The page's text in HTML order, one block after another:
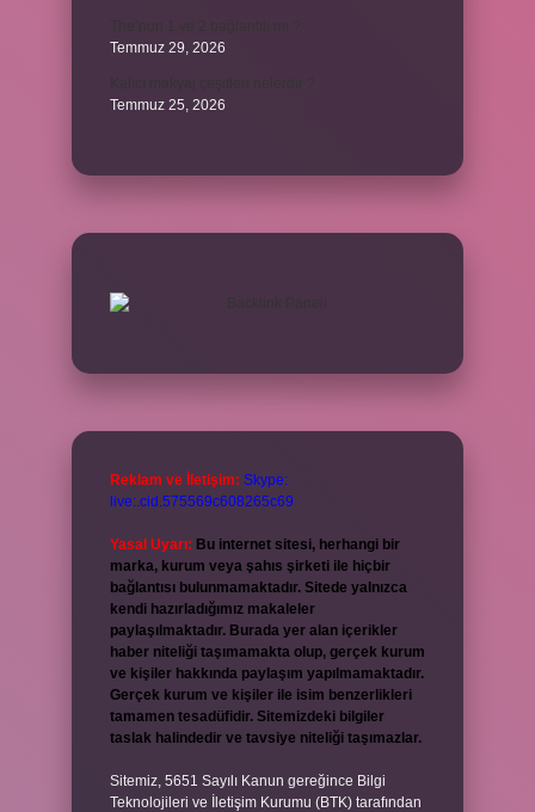
Temmuz 29, 2026
Temmuz 25, 2026
Reklam ve İletişim: Skype:
live:.cid.575569c608265c69
Yasal Uyarı: Bu internet sitesi, herhangi bir
marka, kurum veya şahıs şirketi ile hiçbir
bağlantısı bulunmamaktadır. Sitede yalnızca
kendi hazırladığımız makaleler
paylaşılmaktadır. Burada yer alan içerikler
haber niteliği taşımamakta olup, gerçek kurum
ve kişiler hakkında paylaşım yapılmamaktadır.
Gerçek kurum ve kişiler ile isim benzerlikleri
tamamen tesadüfidir. Sitemizdeki bilgiler
taslak halindedir ve tavsiye niteliği taşımazlar.
Sitemiz, 5651 Sayılı Kanun gereğince Bilgi
Teknolojileri ve İletişim Kurumu (BTK) tarafından